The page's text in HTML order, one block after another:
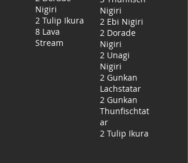
Nigiri
2 Tulip Ikura
8 Lava
Stream
Nigiri
2 Ebi Nigiri
2 Dorade
Nigiri
2 Unagi
Nigiri
2 Gunkan
Lachstatar
2 Gunkan
Thunfischtat
ar